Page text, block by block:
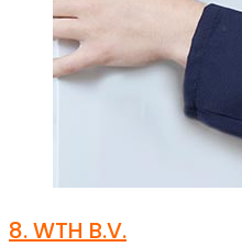
8.WTH B.V.